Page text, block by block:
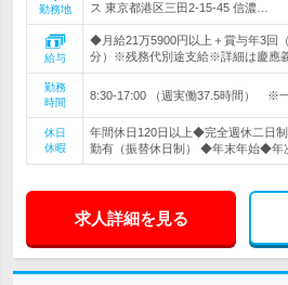
勤務地
ス 東京都港区三田2-15-45 信濃…
給与
◆月給21万5900円以上＋賞与年3回
分）※残務代別途支給※詳細は慶應
勤務
時間
8:30-17:00 （週実働37.5時間） ※一
休日
休暇
年間休日120日以上◆完全週休二日
勤有（振替休日制） ◆年末年始◆年
求人詳細を見る